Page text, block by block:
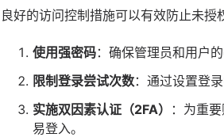
良好的访问控制措施可以有效防止未授
使用强密码：确保管理员和用户
限制登录尝试次数：通过设置登
实施双因素认证（2FA）
：为重
易登入。